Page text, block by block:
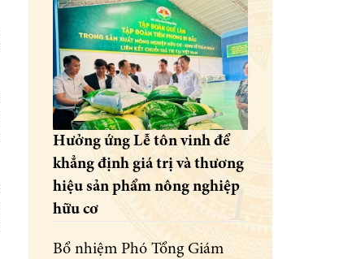
Hưởng ứng Lễ tôn vinh để
khẳng định giá trị và thương
hiệu sản phẩm nông nghiệp
hữu cơ
Bổ nhiệm Phó Tổng Giám